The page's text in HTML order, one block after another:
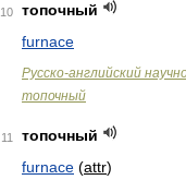
10
топочный
furnace
Русско-английский
топочный
11
топочный
furnace (attr)